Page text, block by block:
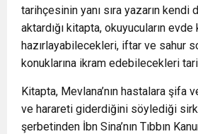
tarihçesinin yanı sıra yazarın kendi
aktardığı kitapta, okuyucuların evde
hazırlayabilecekleri, iftar ve sahur
konuklarına ikram edebilecekleri
Kitapta, Mevlana’nın hastalara şifa
ve harareti giderdiğini söylediği
şerbetinden İbn Sina’nın Tıbbın